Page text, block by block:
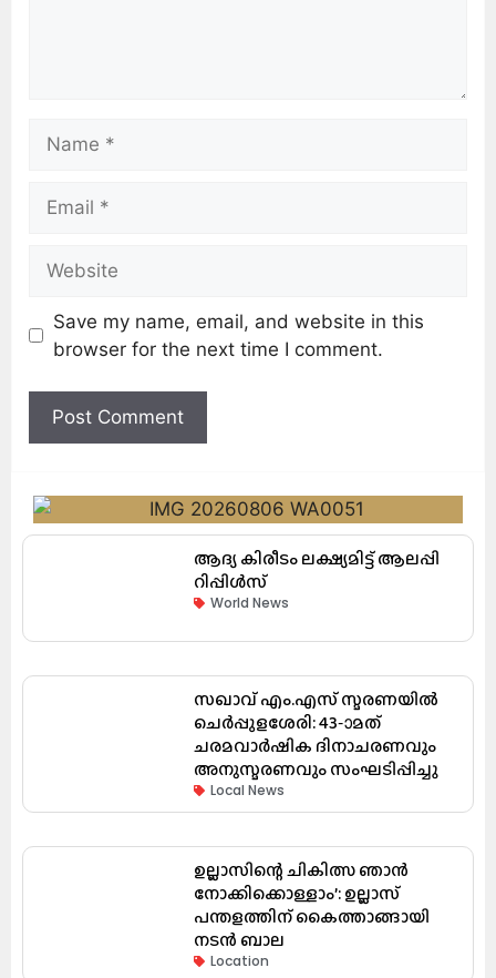
Save my name, email, and website in this
browser for the next time I comment.
ആദ്യ കിരീടം ലക്ഷ്യമിട്ട് ആലപ്പി
റിപ്പിൾസ്
World News
സഖാവ് എം.എസ് സ്മരണയിൽ
ചെർപ്പുളശേരി: 43-ാമത്
ചരമവാർഷിക ദിനാചരണവും
അനുസ്മരണവും സംഘടിപ്പിച്ചു
Local News
ഉല്ലാസിന്റെ ചികിത്സ ഞാൻ
നോക്കിക്കൊള്ളാം’: ഉല്ലാസ്
പന്തളത്തിന് കൈത്താങ്ങായി
നടൻ ബാല
Location